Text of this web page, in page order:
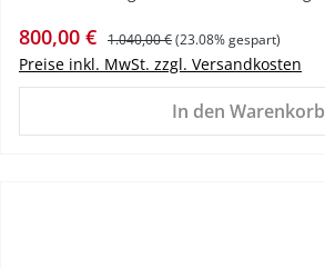
Verkaufspreis:
800,00 € Regulärer Preis:
1.040,00 €(23.08% gespart)
Preise inkl. MwSt. zzgl. Versandkosten
In den Warenkorb